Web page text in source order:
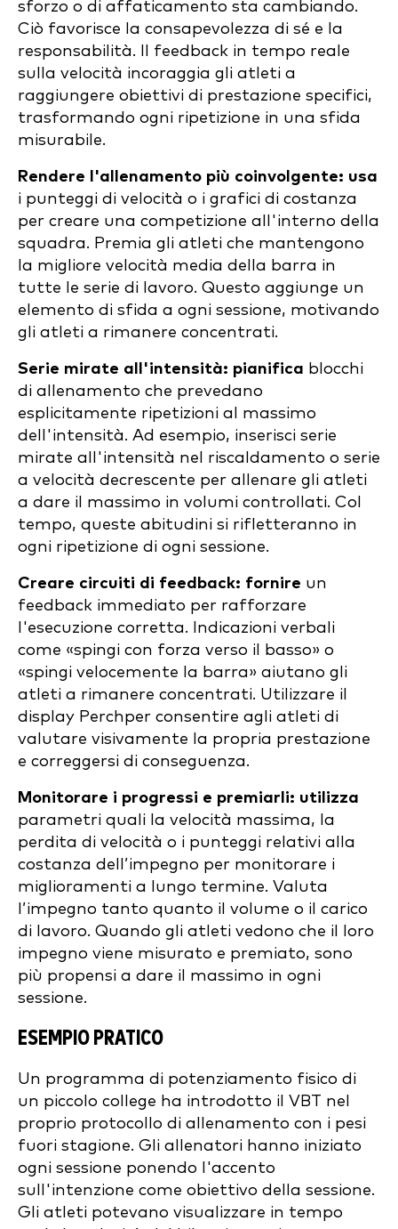
sforzo o di affaticamento sta cambiando.
Ciò favorisce la consapevolezza di sé e la
responsabilità. Il feedback in tempo reale
sulla velocità incoraggia gli atleti a
raggiungere obiettivi di prestazione specifici,
trasformando ogni ripetizione in una sfida
misurabile.
Rendere l'allenamento più coinvolgente: usa
i punteggi di velocità o i grafici di costanza
per creare una competizione all'interno della
squadra. Premia gli atleti che mantengono
la migliore velocità media della barra in
tutte le serie di lavoro. Questo aggiunge un
elemento di sfida a ogni sessione, motivando
gli atleti a rimanere concentrati.
Serie mirate all'intensità: pianifica blocchi
di allenamento che prevedano
esplicitamente ripetizioni al massimo
dell'intensità. Ad esempio, inserisci serie
mirate all'intensità nel riscaldamento o serie
a velocità decrescente per allenare gli atleti
a dare il massimo in volumi controllati. Col
tempo, queste abitudini si rifletteranno in
ogni ripetizione di ogni sessione.
Creare circuiti di feedback: fornire un
feedback immediato per rafforzare
l'esecuzione corretta. Indicazioni verbali
come «spingi con forza verso il basso» o
«spingi velocemente la barra» aiutano gli
atleti a rimanere concentrati. Utilizzare il
display Perchper consentire agli atleti di
valutare visivamente la propria prestazione
e correggersi di conseguenza.
Monitorare i progressi e premiarli: utilizza
parametri quali la velocità massima, la
perdita di velocità o i punteggi relativi alla
costanza dell’impegno per monitorare i
miglioramenti a lungo termine. Valuta
l’impegno tanto quanto il volume o il carico
di lavoro. Quando gli atleti vedono che il loro
impegno viene misurato e premiato, sono
più propensi a dare il massimo in ogni
sessione.
ESEMPIO PRATICO
Un programma di potenziamento fisico di
un piccolo college ha introdotto il VBT nel
proprio protocollo di allenamento con i pesi
fuori stagione. Gli allenatori hanno iniziato
ogni sessione ponendo l'accento
sull'intenzione come obiettivo della sessione.
Gli atleti potevano visualizzare in tempo